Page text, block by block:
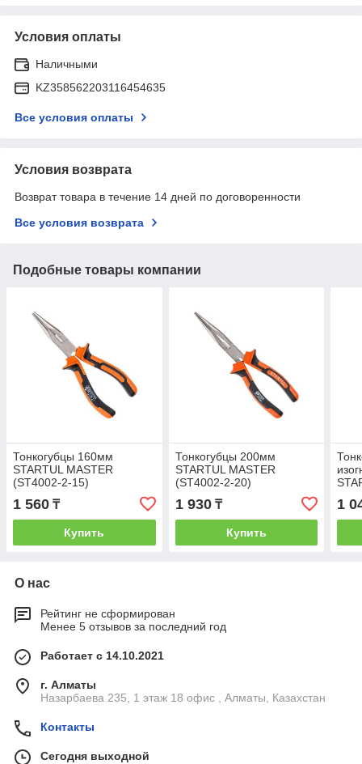
Условия оплаты
Наличными
KZ358562203116454635
Все условия оплаты
Условия возврата
Возврат товара в течение 14 дней по договоренности
Все условия возврата
Подобные товары компании
Тонкогубцы 160мм
STARTUL MASTER
(ST4002-2-15)
1 560 ₸
Купить
Тонкогубцы 200мм
STARTUL MASTER
(ST4002-2-20)
1 930₸
Купить
1
О нас
Рейтинг не сформирован
Менее 5 отзывов за последний год
Работает с 14.10.2021
г. Алматы
Назарбаева 235, 1 этаж 18 офис , Алматы, Казахстан
Контакты
Сегодня выходной